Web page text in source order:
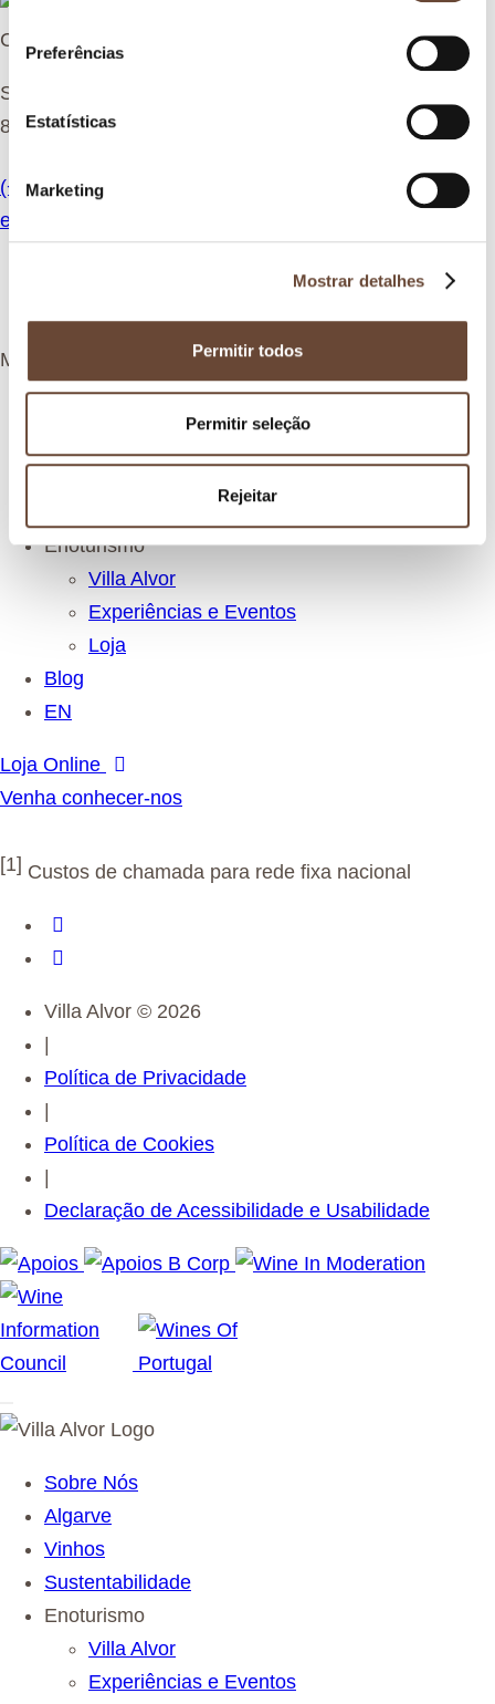
e
ã
o
c
o
t
Preferências
Estatísticas
Marketing
Mostrar detalhes
Permitir todos
Permitir seleção
Rejeitar
Contactos
Sitio da Penina
8500-156 Alvor
(+351) 282 476 866
enoturismo@villaalvor.pt
Menu
Enoturismo
Villa Alvor
Experiências e Eventos
Loja
Blog
EN
Loja Online
Venha conhecer-nos
[1] Custos de chamada para rede fixa nacional
Villa Alvor © 2026
Política de Privacidade
Política de Cookies
Declaração de Acessibilidade e Usabilidade
Sobre Nós
Algarve
Vinhos
Sustentabilidade
Enoturismo
Villa Alvor
Experiências e Eventos